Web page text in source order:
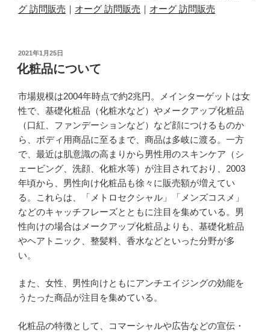
グ 訪問販売 ｜ オーグ 訪問販売 ｜ オーグ 訪問販売
投
稿
日:
2021年1月25日
化粧品について
市場規模は2004年時点で約2兆円。メインターゲットは女
性で、基礎化粧品（化粧水など）やメークアップ化粧品
（口紅、ファンデーションなど）など顔につけるものか
ら、ボディ用商品に至るまで、商品は多岐に渡る。一方
で、最近は肌意識の高まりから男性用のスキンケア（シ
ェービング、洗顔、化粧水等）が注目されており、2003
年頃から、男性向け化粧品も徐々に販売額が増えてい
る。これらは、「メトロセクシャル」「メンズコスメ」
などのキャッチフレーズとともに注目を集めている。男
性向けの場合はメークアップ化粧品よりも、基礎化粧品
やヘアトニック、整髪料、香水などといった分野が多
い。
また、女性、男性向けともにアンチエイジングの効能を
うたった商品が注目を集めている。
化粧品の特徴として、コマーシャルや広告などの宣伝・